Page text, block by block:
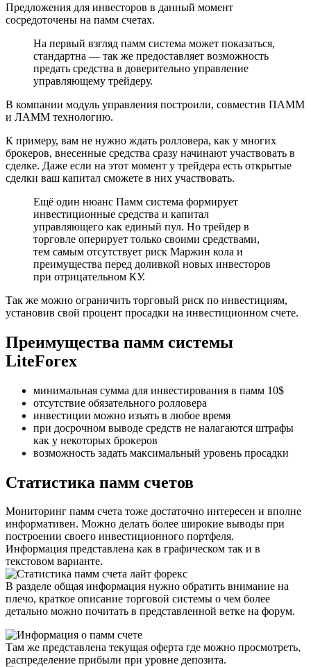
Предложения для инвесторов в данный момент
сосредоточены на памм счетах.
На первый взгляд памм система может показаться,
стандартна — так же предоставляет возможность
предать средства в доверительно управление
управляющему трейдеру.
В компании модуль управления построили, совместив ПАММ
и ЛАММ технологию.
К примеру, вам не нужно ждать ролловера, как у многих
брокеров, внесенные средства сразу начинают участвовать в
сделке. Даже если на этот момент у трейдера есть открытые
сделки ваш капитал сможете в них участвовать.
Ещё один нюанс Памм система формирует
инвестиционные средства и капитал
управляющего как единый пул. Но трейдер в
торговле оперирует только своими средствами,
тем самым отсутствует риск Маржин кола и
преимущества перед доливкой новых инвесторов
при отрицательном КУ.
Так же можно ограничить торговый риск по инвестициям,
установив свой процент просадки на инвестиционном счете.
Преимущества памм системы
LiteForex
минимальная сумма для инвестирования в памм 10$
отсутствие обязательного ролловера
инвестиции можно изъять в любое время
при досрочном выводе средств не налагаются штрафы
как у некоторых брокеров
возможность задать максимальный уровень просадки
Cтатистика памм счетов
Мониторинг памм счета тоже достаточно интересен и вполне
информативен. Можно делать более широкие выводы при
построении своего инвестиционного портфеля.
Информация представлена как в графическом так и в
текстовом варианте.
В разделе общая информация нужно обратить внимание на
плечо, краткое описание торговой системы о чем более
детально можно почитать в представленной ветке на форум.
Там же представлена текущая оферта где можно просмотреть,
распределение прибыли при уровне депозита.